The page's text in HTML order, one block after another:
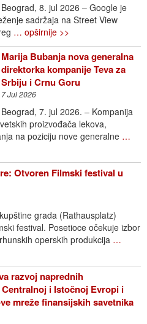
Beograd, 8. jul 2026 – Google je
sadržaja na Street View
… opširnije >>
Marija Bubanja nova generalna
direktorka kompanije Teva za
Srbiju i Crnu Goru
7 Jul 2026
Beograd, 7. jul 2026. – Kompanija
proizvođača lekova,
na poziciju nove generalne …
Otvoren Filmski festival u
grada (Rathausplatz)
festival. Posetioce očekuje izbor
operskih produkcija …
razvoj naprednih
i Istočnoj Evropi i
mreže finansijskih savetnika